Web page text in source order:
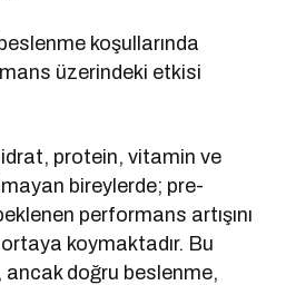
koşullarında
üzerindeki etkisi
protein, vitamin ve
bireylerde; pre-
performans artışını
ortaya koymaktadır. Bu
doğru beslenme,